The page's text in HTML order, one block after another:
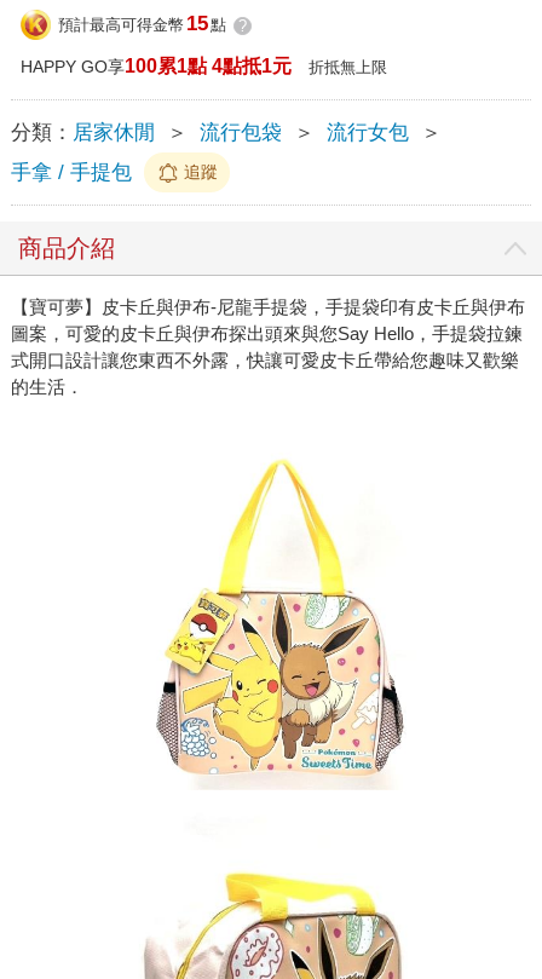
預計最高可得金幣 15點 ?
HAPPY GO享100累1點 4點抵1元 折抵無上限
分類： 居家休閒 ＞ 流行包袋 ＞ 流行女包
＞
手拿 / 手提包
追蹤
商品介紹
【寶可夢】皮卡丘與伊布-尼龍手提袋，手提袋印有皮卡丘與伊布
圖案，可愛的皮卡丘與伊布探出頭來與您Say Hello，手提袋拉鍊
式開口設計讓您東西不外露，快讓可愛皮卡丘帶給您趣味又歡樂
的生活．